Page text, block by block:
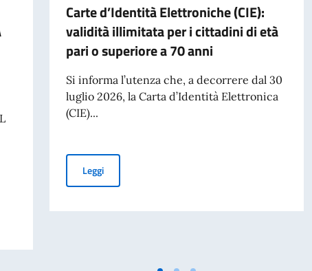
E DELLA 25ª GIORNATA NAZIONALE DEL SACRIFICIO DEL
Carte d’Identità Elettroniche (CIE):
validità illimitata per i cittadini di età
pari o superiore a 70 anni
Si informa l’utenza che, a decorrere dal 30
luglio 2026, la Carta d’Identità Elettronica
(CIE)...
LeggiCarte d’Identità Elettroniche (CIE): validità